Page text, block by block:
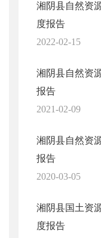
湘阴县自然资
度报告
2022-02-15
湘阴县自然资
报告
2021-02-09
湘阴县自然资
报告
2020-03-05
湘阴县国土资
度报告